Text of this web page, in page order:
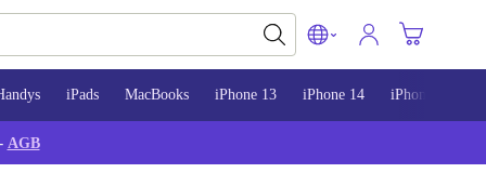
iPads MacBooks iPhone 13 iPhone 14 iPhone 15
AGB